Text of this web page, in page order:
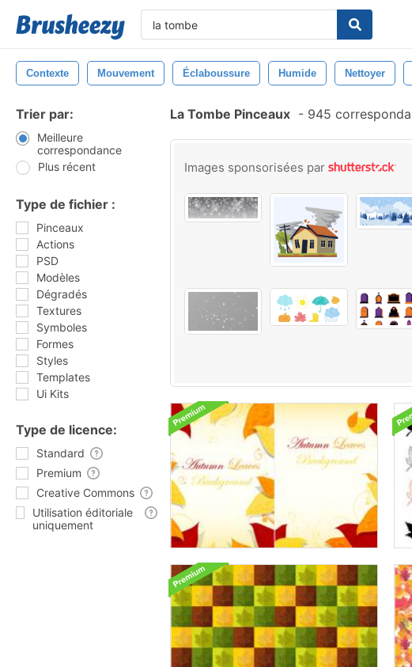
Contexte Mouvement Éclaboussure Humide Nettoyer
Trier par:
Meilleure
correspondance
Plus récent
Type de fichier :
Pinceaux
Actions
PSD
Modèles
Dégradés
Textures
Symboles
Formes
Styles
Templates
Ui Kits
Type de licence:
Standard
Premium
Creative Commons
Utilisation éditoriale
uniquement
La Tombe Pinceaux - 945
Images sponsorisées par